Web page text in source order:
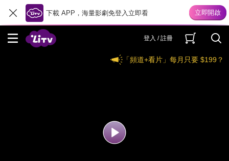
下載 APP，海量影劇免登入立即看
登入 / 註冊
「頻道+看片」每月只要 $199？